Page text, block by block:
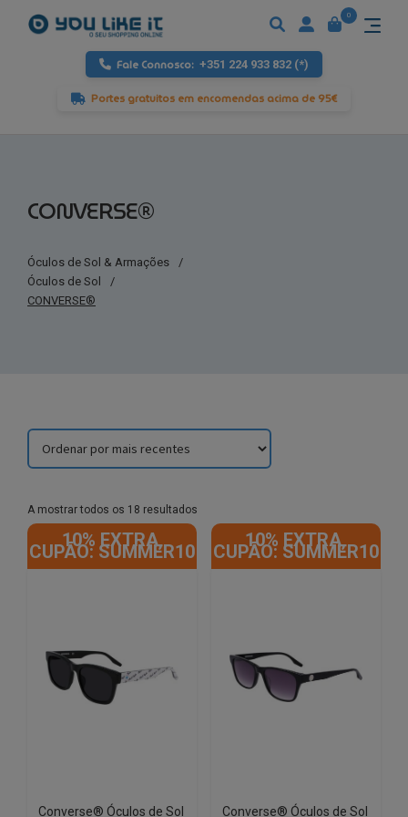
Fale Connosco: +351 224 933 832 (*)
Portes gratuitos em encomendas acima de 95€
0
CONVERSE®
Óculos de Sol & Armações
/
Óculos de Sol
/
CONVERSE®
A mostrar todos os 18 resultados
latest
10% EXTRA,
CUPÃO: SUMMER10
Converse® Óculos de Sol
10% EXTRA,
CUPÃO: SUMMER10
Converse® Óculos de Sol